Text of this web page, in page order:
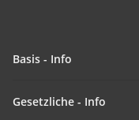
Basis - Info
Gesetzliche - Info